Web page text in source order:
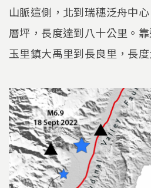
山脈這側，北到瑞穗泛舟中
層坪，長度達到八十公里。
玉里鎮大禹里到長良里，長